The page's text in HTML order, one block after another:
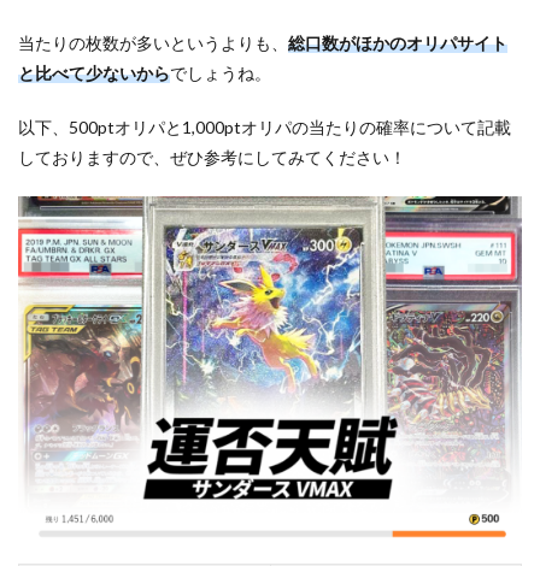
当たりの枚数が多いというよりも、 総口数がほかのオリパサイト
と比べて少ないからでしょうね。
以下、500ptオリパと1,000ptオリパの当たりの確率について記載
しておりますので、ぜひ参考にしてみてください！